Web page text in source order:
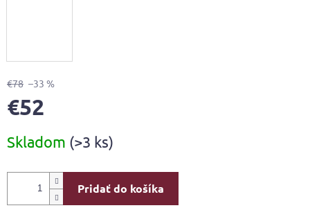
€78 –33 %
€52
cena:
Skladom (>3 ks)
Pridať do košíka